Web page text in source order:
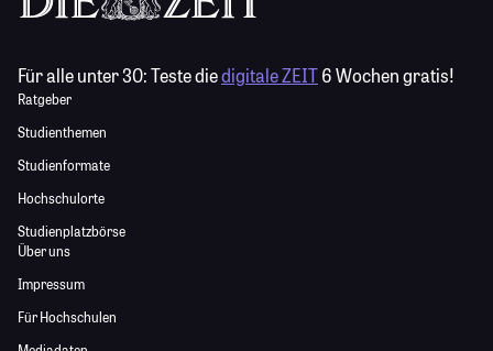
Für alle unter 30:Teste diedigitale ZEIT6 Wochen gratis!
Ratgeber
Studienthemen
Studienformate
Hochschulorte
Studienplatzbörse
Über uns
Impressum
Für Hochschulen